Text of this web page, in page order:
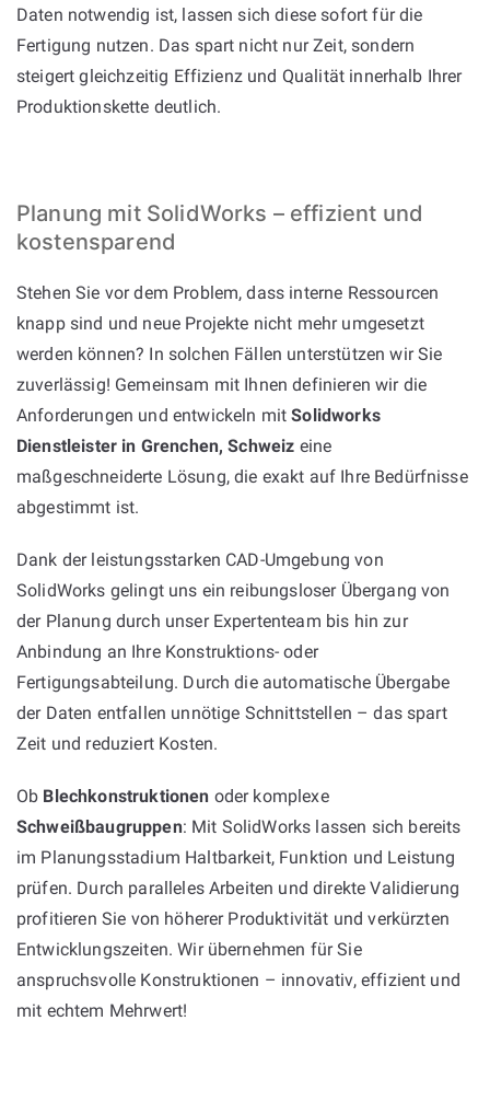
Daten notwendig ist, lassen sich diese sofort für die
Fertigung nutzen. Das spart nicht nur Zeit, sondern
steigert gleichzeitig Effizienz und Qualität innerhalb Ihrer
Produktionskette deutlich.
Planung mit SolidWorks – effizient und
kostensparend
Stehen Sie vor dem Problem, dass interne Ressourcen
knapp sind und neue Projekte nicht mehr umgesetzt
werden können? In solchen Fällen unterstützen wir Sie
zuverlässig! Gemeinsam mit Ihnen definieren wir die
Anforderungen und entwickeln mit Solidworks
Dienstleister in Grenchen, Schweiz eine
maßgeschneiderte Lösung, die exakt auf Ihre Bedürfnisse
abgestimmt ist.
Dank der leistungsstarken CAD-Umgebung von
SolidWorks gelingt uns ein reibungsloser Übergang von
der Planung durch unser Expertenteam bis hin zur
Anbindung an Ihre Konstruktions- oder
Fertigungsabteilung. Durch die automatische Übergabe
der Daten entfallen unnötige Schnittstellen – das spart
Zeit und reduziert Kosten.
Ob Blechkonstruktionen oder komplexe
Schweißbaugruppen: Mit SolidWorks lassen sich bereits
im Planungsstadium Haltbarkeit, Funktion und Leistung
prüfen. Durch paralleles Arbeiten und direkte Validierung
profitieren Sie von höherer Produktivität und verkürzten
Entwicklungszeiten. Wir übernehmen für Sie
anspruchsvolle Konstruktionen – innovativ, effizient und
mit echtem Mehrwert!